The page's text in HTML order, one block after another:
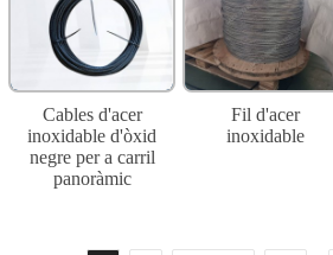
Cables d'acer
inoxidable d'òxid
negre per a carril
panoràmic
Fil d'acer
inoxidable